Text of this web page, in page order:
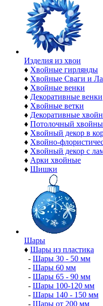
Изделия из хвои
♦ Хвойные гирлянды
♦ Хвойные Сваги и
♦ Хвойные венки
♦ Декоративные венки
♦ Хвойные ветки
♦ Декоративные
♦ Потолочный
♦ Хвойный декор в
♦ Хвойно-
♦ Хвойный декор с
♦ Арки хвойные
♦ Шишки
Шары
♦ Шары из пластика
- Шары 30 - 50 мм
- Шары 60 мм
- Шары 65 - 90 мм
- Шары 100-120 мм
- Шары 140 - 150 мм
- Шары от 200 мм